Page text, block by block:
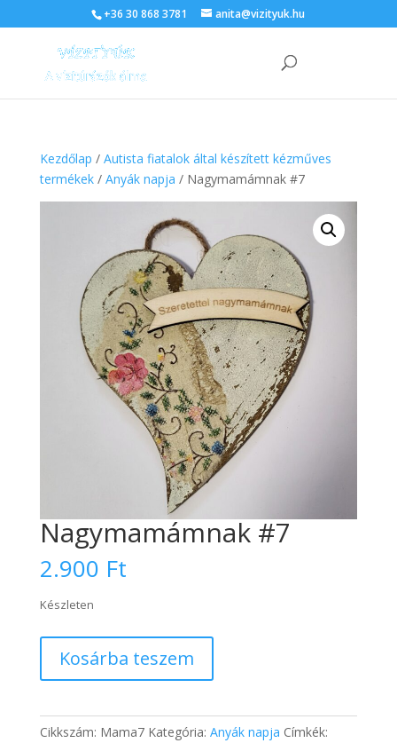
+36 30 868 3781 anita@vizityuk.hu
Kezdőlap / Autista fiatalok által készített kézműves
termékek/ Anyák napja / Nagymamámnak #7
Nagymamámnak #7
2.900 Ft
Készleten
Kosárba teszem
Cikkszám: Mama7 Kategória: Anyák napja Címkék: